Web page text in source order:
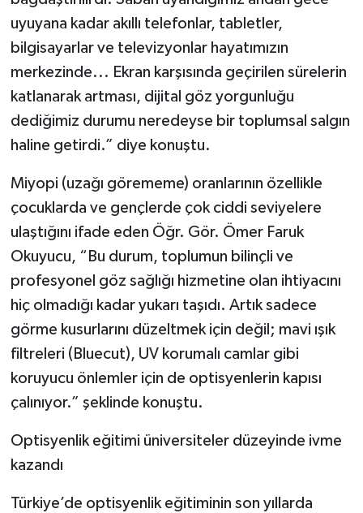
uyuyana kadar akıllı telefonlar, tabletler,
bilgisayarlar ve televizyonlar hayatımızın
merkezinde... Ekran karşısında geçirilen sürelerin
katlanarak artması, dijital göz yorgunluğu
dediğimiz durumu neredeyse bir toplumsal salgın
haline getirdi.” diye konuştu.
Miyopi (uzağı görememe) oranlarının özellikle
çocuklarda ve gençlerde çok ciddi seviyelere
ulaştığını ifade eden Öğr. Gör. Ömer Faruk
Okuyucu, “Bu durum, toplumun bilinçli ve
profesyonel göz sağlığı hizmetine olan ihtiyacını
hiç olmadığı kadar yukarı taşıdı. Artık sadece
görme kusurlarını düzeltmek için değil; mavi ışık
filtreleri (Bluecut), UV korumalı camlar gibi
koruyucu önlemler için de optisyenlerin kapısı
çalınıyor.” şeklinde konuştu.
Optisyenlik eğitimi üniversiteler düzeyinde ivme
kazandı
Türkiye’de optisyenlik eğitiminin son yıllarda